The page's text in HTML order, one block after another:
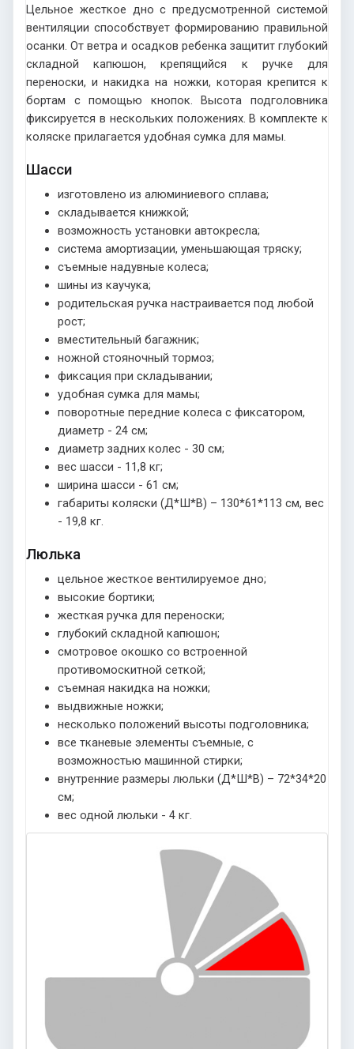
Цельное жесткое дно с предусмотренной системой
вентиляции способствует формированию правильной
осанки. От ветра и осадков ребенка защитит глубокий
складной капюшон, крепящийся к ручке для
переноски, и накидка на ножки, которая крепится к
бортам с помощью кнопок. Высота подголовника
фиксируется в нескольких положениях. В комплекте к
коляске прилагается удобная сумка для мамы.
Шасси
изготовлено из алюминиевого сплава;
складывается книжкой;
возможность установки автокресла;
система амортизации, уменьшающая тряску;
съемные надувные колеса;
шины из каучука;
родительская ручка настраивается под любой
рост;
вместительный багажник;
ножной стояночный тормоз;
фиксация при складывании;
удобная сумка для мамы;
поворотные передние колеса с фиксатором,
диаметр - 24 см;
диаметр задних колес - 30 см;
вес шасси - 11,8 кг;
ширина шасси - 61 см;
габариты коляски (Д*Ш*В) – 130*61*113 см, вес
- 19,8 кг.
Люлька
цельное жесткое вентилируемое дно;
высокие бортики;
жесткая ручка для переноски;
глубокий складной капюшон;
смотровое окошко со встроенной
противомоскитной сеткой;
съемная накидка на ножки;
выдвижные ножки;
несколько положений высоты подголовника;
все тканевые элементы съемные, с
возможностью машинной стирки;
внутренние размеры люльки (Д*Ш*В) – 72*34*20
см;
вес одной люльки - 4 кг.